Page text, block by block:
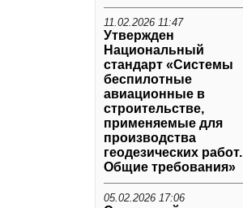
11.02.2026 11:47
Утвержден
Национальный
стандарт «Системы
беспилотные
авиационные в
строительстве,
применяемые для
производства
геодезических работ.
Общие требования»
05.02.2026 17:06